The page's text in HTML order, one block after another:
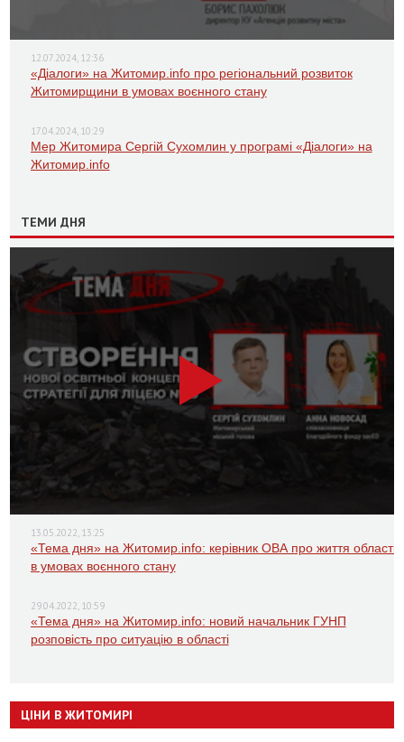
12.07.2024, 12:36
«Діалоги» на Житомир.info про регіональний розвиток
Житомирщини в умовах воєнного стану
17.04.2024, 10:29
Мер Житомира Сергій Сухомлин у програмі «Діалоги» на
Житомир.info
ТЕМИ ДНЯ
13.05.2022, 13:25
«Тема дня» на Житомир.info: керівник ОВА про життя області
в умовах воєнного стану
29.04.2022, 10:59
«Тема дня» на Житомир.info: новий начальник ГУНП
розповість про ситуацію в області
ЦІНИ В ЖИТОМИРІ